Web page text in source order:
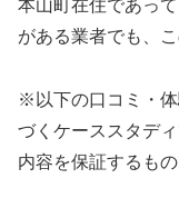
本山町在住であっ
がある業者でも、
※以下の口コミ・
づくケーススタデ
内容を保証するも